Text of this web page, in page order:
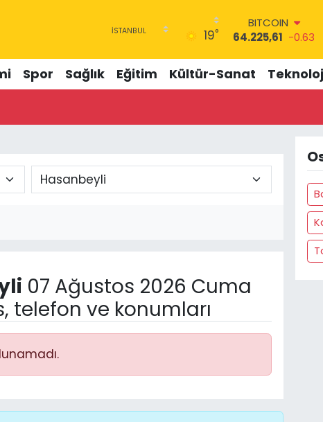
19°
BITCOIN
64.225,61 -0.63
47,7143
EURO
64,2463 0.07
0.45
BİST100
13.799
Spor Sağlık Eğitim Kültür-Sanat
07 Ağustos 2026 Cuma
telefon ve konumları